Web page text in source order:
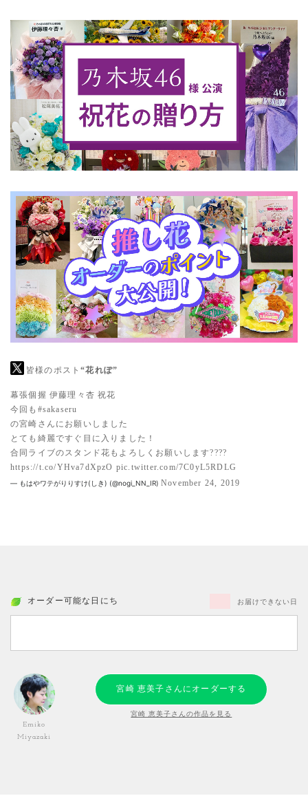
皆様のポスト“花れぽ”
幕張個握 伊藤理々杏 祝花
今回も #sakaseru
の宮崎さんにお願いしました
とても綺麗ですぐ目に入りました！
合同ライブのスタンド花もよろしくお願いします????
https://t.co/YHva7dXpzO pic.twitter.com/7C0yL5RDLG
— もはやワテがりりすけ(しき) (@nogi_NN_IR) November 24, 2019
オーダー可能な日にち お届けできない日
Emiko
Miyazaki
宮崎 恵美子さんにオーダーする
宮崎 恵美子さんの作品を見る